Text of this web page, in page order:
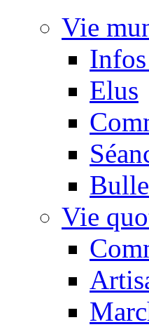
Vie
Elus
Vie